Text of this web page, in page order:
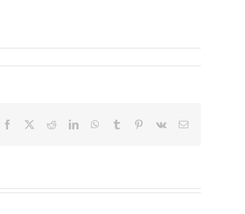
Facebook RedditLinkedInWhatsApp
Tumblr Pinterest
Vk Email